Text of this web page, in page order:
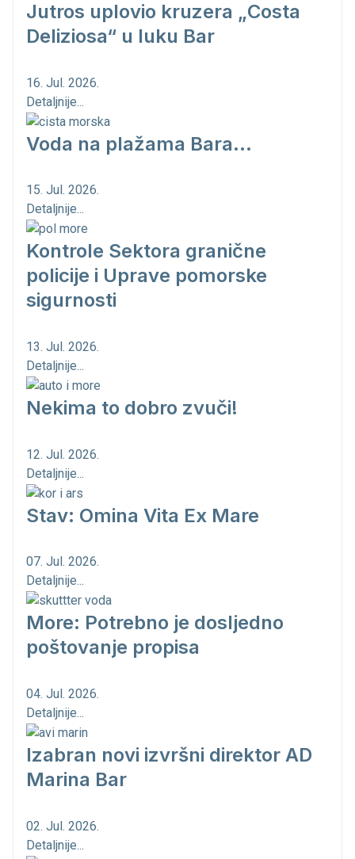
Jutros uplovio kruzera „Costa
Deliziosa“ u luku Bar
16. Jul. 2026.
Detaljnije...
Voda na plažama Bara...
15. Jul. 2026.
Detaljnije...
Kontrole Sektora granične
policije i Uprave pomorske
sigurnosti
13. Jul. 2026.
Detaljnije...
Nekima to dobro zvuči!
12. Jul. 2026.
Detaljnije...
Stav: Omina Vita Ex Mare
07. Jul. 2026.
Detaljnije...
More: Potrebno je dosljedno
poštovanje propisa
04. Jul. 2026.
Detaljnije...
Izabran novi izvršni direktor AD
Marina Bar
02. Jul. 2026.
Detaljnije...